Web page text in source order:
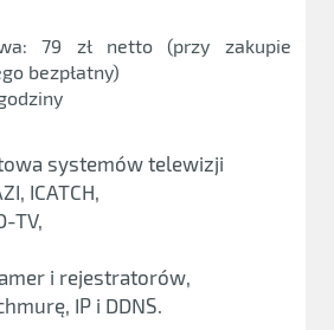
79 zł netto (przy zakupie
bezpłatny)
systemów telewizji
ICATCH,
TV,
i rejestratorów,
IP i DDNS.